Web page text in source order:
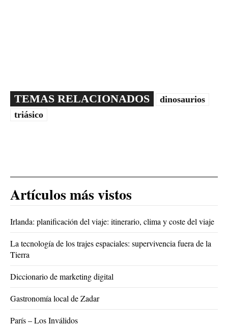
TEMAS RELACIONADOS
dinosaurios
triásico
Artículos más vistos
Irlanda: planificación del viaje: itinerario, clima y coste del viaje
La tecnología de los trajes espaciales: supervivencia fuera de la
Tierra
Diccionario de marketing digital
Gastronomía local de Zadar
París – Los Inválidos